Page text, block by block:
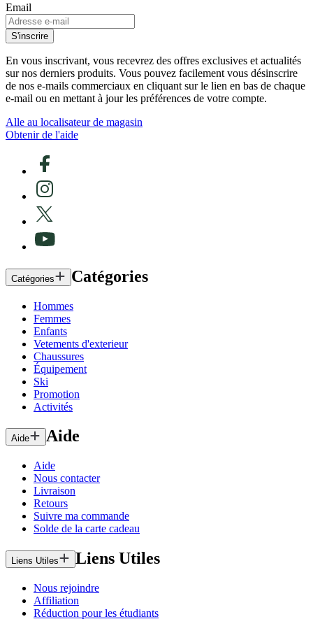
Email
S'inscrire
En vous inscrivant, vous recevrez des offres exclusives et actualités
sur nos derniers produits. Vous pouvez facilement vous désinscrire
de nos e-mails commerciaux en cliquant sur le lien en bas de chaque
e-mail ou en mettant à jour les préférences de votre compte.
Alle au localisateur de magasin
Obtenir de l'aide
Catégories Catégories
Hommes
Femmes
Enfants
Vetements d'exterieur
Chaussures
Équipement
Ski
Promotion
Activités
Aide Aide
Aide
Nous contacter
Livraison
Retours
Suivre ma commande
Solde de la carte cadeau
Liens Utiles Liens Utiles
Nous rejoindre
Affiliation
Réduction pour les étudiants